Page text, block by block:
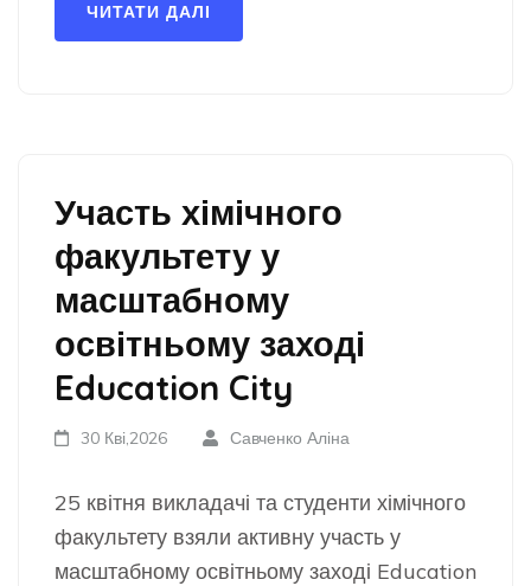
ЧИТАТИ ДАЛІ
Участь хімічного
факультету у
масштабному
освітньому заході
Education City
30 Кві,2026 Савченко Аліна
25 квітня викладачі та студенти хімічного
факультету взяли активну участь у
масштабному освітньому заході Education